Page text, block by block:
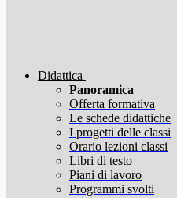
Didattica
Panoramica
Offerta formativa
Le schede didattiche
I progetti delle classi
Orario lezioni classi
Libri di testo
Piani di lavoro
Programmi svolti